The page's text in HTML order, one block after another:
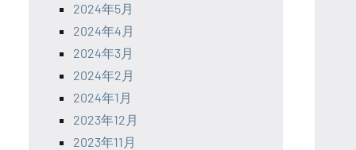
2024年5月
2024年4月
2024年3月
2024年2月
2024年1月
2023年12月
2023年11月